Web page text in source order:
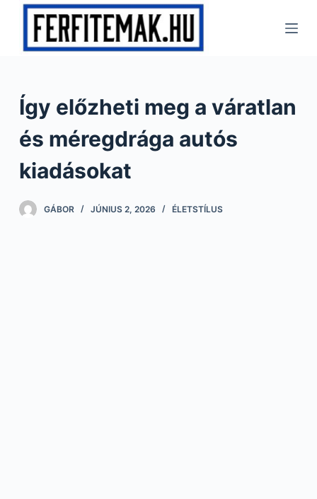
o
n
Így előzheti meg a váratlan
és méregdrága autós
kiadásokat
GÁBOR JÚNIUS 2, 2026 ÉLETSTÍLUS